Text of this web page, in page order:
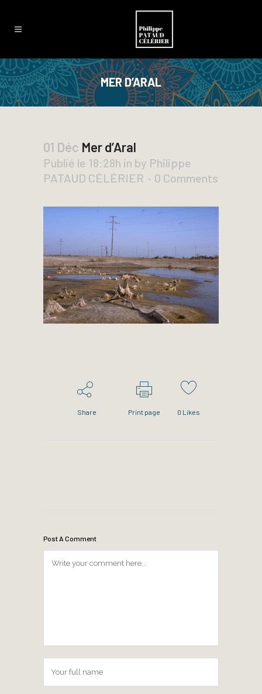
MER D’ARAL
01 Déc Mer d’Aral
Publié le 18:28h in by Philippe
PATAUD CÉLÉRIER
0 Comments
Share Print page 0 Likes
Post A Comment